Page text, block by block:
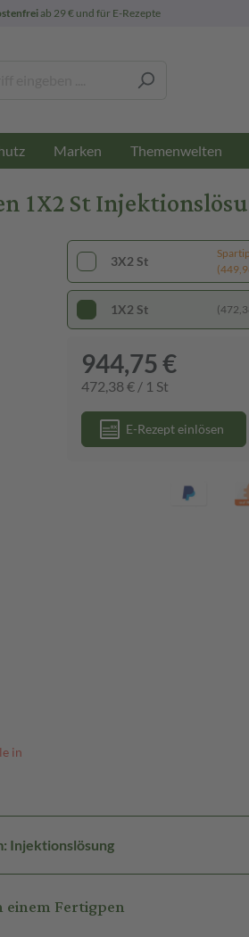
ab 29 € und für E-Rezepte
Marken Themenwelten
1X2 St
in
3X2 St
1X2 St
944,75 €
472,38 € / 1 St
E-Rezept einlösen
Injektionslösung
Fertigpen